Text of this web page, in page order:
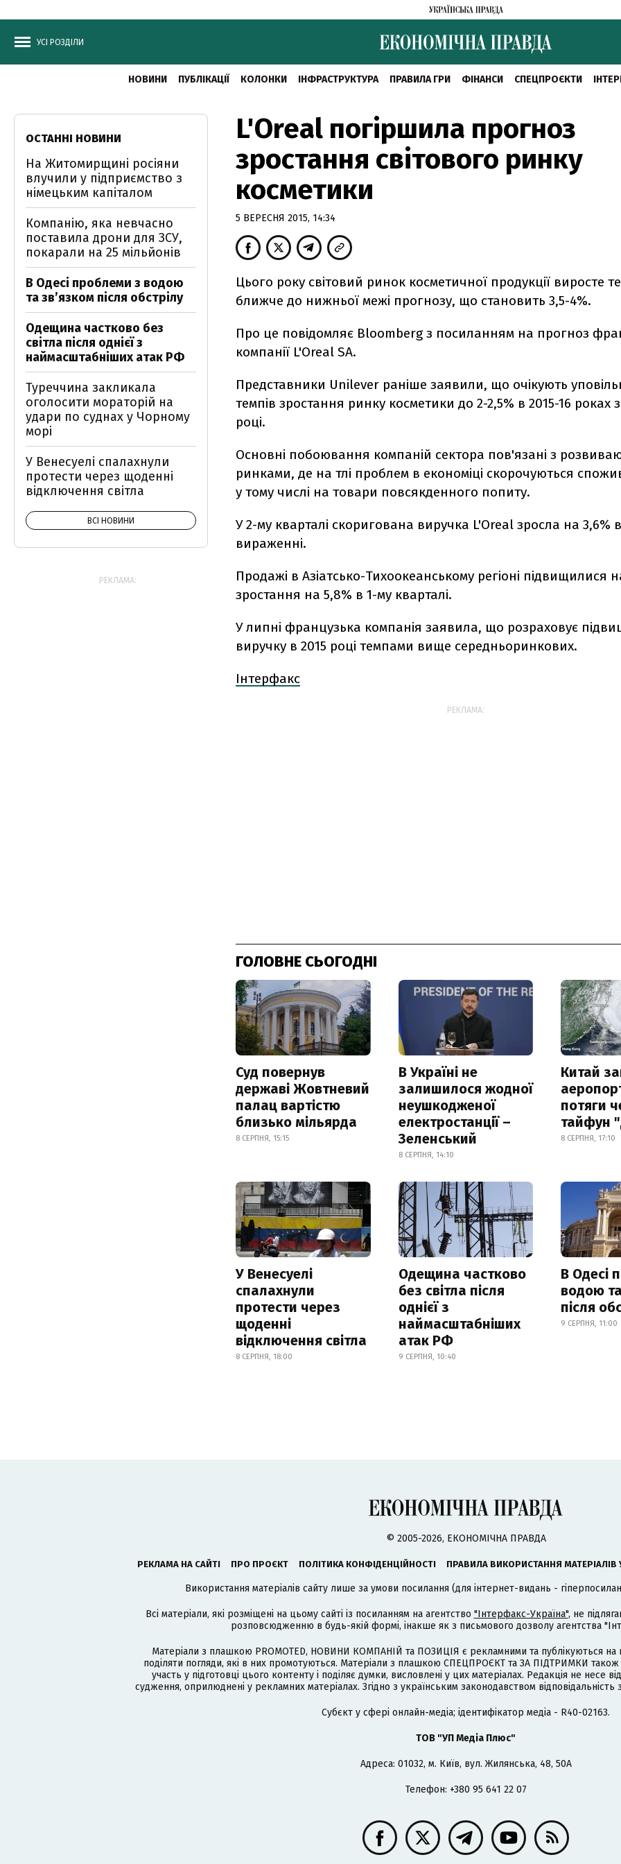
УСІ РОЗДІЛИ
НОВИНИ ПУБЛІКАЦІЇ КОЛОНКИ ІНФРАСТРУКТУРА ПРАВИЛА ГРИ ФІНАНСИ СПЕЦПРОЄКТИ
L'Oreal погіршила прогноз
зростання світового ринку
косметики
5 ВЕРЕСНЯ 2015, 14:34
Цього року світовий ринок косметичної продукції виросте
ближче до нижньої межі прогнозу, що становить 3,5-4%.
Про це повідомляє Bloomberg з посиланням на прогноз
компанії L'Oreal SA.
Представники Unilever раніше заявили, що очікують
темпів зростання ринку косметики до 2-2,5% в 2015-16 роках
році.
Основні побоювання компаній сектора пов'язані з
ринками, де на тлі проблем в економіці скорочуються
у тому числі на товари повсякденного попиту.
У 2-му кварталі скоригована виручка L'Oreal зросла на 3,6%
вираженні.
Продажі в Азіатсько-Тихоокеанському регіоні підвищилися
зростання на 5,8% в 1-му кварталі.
У липні французька компанія заявила, що розраховує
виручку в 2015 році темпами вище середньоринкових.
Інтерфакс
РЕКЛАМА:
ГОЛОВНЕ СЬОГОДНІ
Суд повернув
державі Жовтневий
палац вартістю
близько мільярда
8 СЕРПНЯ, 15:15
В Україні не
залишилося жодної
неушкодженої
електростанції –
Зеленський
8 СЕРПНЯ, 14:10
Китай
потяги
тайфун
8 СЕРПНЯ, 17:10
У Венесуелі
спалахнули
протести через
щоденні
відключення світла
8 СЕРПНЯ, 18:00
Одещина частково
без світла після
однієї з
наймасштабніших
атак РФ
9 СЕРПНЯ, 10:40
В Одесі
водою
після
9 СЕРПНЯ, 11:00
ОСТАННІ НОВИНИ
На Житомирщині росіяни
влучили у підприємство з
німецьким капіталом
Компанію, яка невчасно
поставила дрони для ЗСУ,
покарали на 25 мільйонів
В Одесі проблеми з водою
та звʼязком після обстрілу
Одещина частково без
світла після однієї з
наймасштабніших атак РФ
Туреччина закликала
оголосити мораторій на
удари по суднах у Чорному
морі
У Венесуелі спалахнули
протести через щоденні
відключення світла
ВСІ НОВИНИ
РЕКЛАМА:
© 2005-2026, ЕКОНОМІЧНА ПРАВДА
РЕКЛАМА НА САЙТІ ПРО ПРОЄКТ ПОЛІТИКА КОНФІДЕНЦІЙНОСТІ ПРАВИЛА ВИКОРИСТАННЯ МАТЕРІАЛІВ
Використання матеріалів сайту лише за умови посилання (для інтернет-видань -
Всі матеріали, які розміщені на цьому сайті із посиланням на агентство "Інтерфакс-Україна", не
розповсюдженню в будь-якій формі, інакше як з письмового дозволу агентства
Матеріали з плашкою PROMOTED, НОВИНИ КОМПАНІЙ та ПОЗИЦІЯ є рекламними та публікуються на
поділяти погляди, які в них промотуються. Матеріали з плашкою СПЕЦПРОЄКТ та ЗА ПІДТРИМКИ
участь у підготовці цього контенту і поділяє думки, висловлені у цих матеріалах. Редакція не несе
судження, оприлюднені у рекламних матеріалах. Згідно з українським законодавством
Cубєкт у сфері онлайн-медіа; ідентифікатор медіа - R40-02163.
ТОВ "УП Медіа Плюс"
Адреса: 01032, м. Київ, вул. Жилянська, 48, 50А
Телефон: +380 95 641 22 07